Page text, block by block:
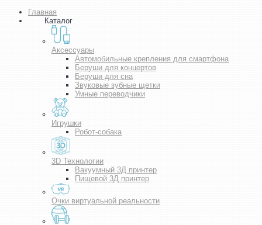
Главная
Каталог
Аксессуары
Автомобильные крепления для смартфона
Беруши для концертов
Беруши для сна
Звуковые зубные щетки
Умные переводчики
Игрушки
Робот-собака
3D Технологии
Вакуумный 3Д принтер
Пищевой 3Д принтер
Очки виртуальной реальности